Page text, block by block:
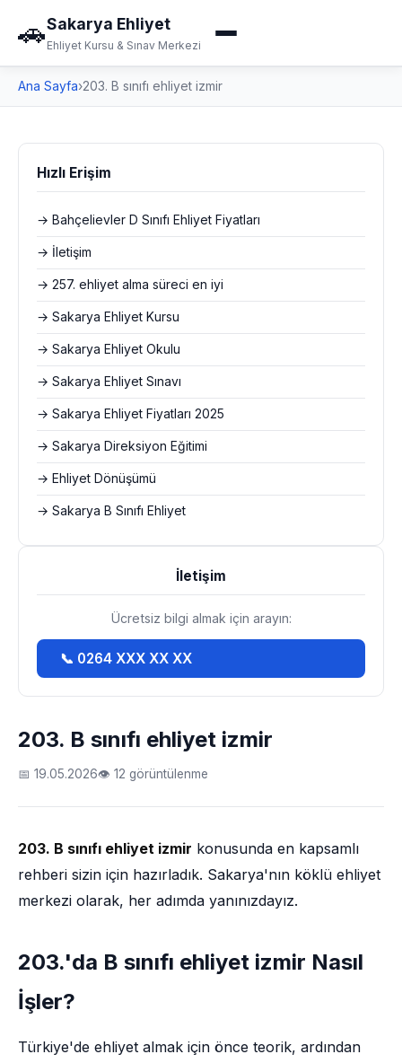
🚗Sakarya Ehliyet
Ehliyet Kursu & Sınav Merkezi
Ana Sayfa›203. B sınıfı ehliyet izmir
203. B sınıfı ehliyet izmir
📅 19.05.2026👁 12 görüntülenme
203. B sınıfı ehliyet izmir konusunda en kapsamlı
rehberi sizin için hazırladık. Sakarya'nın köklü ehliyet
merkezi olarak, her adımda yanınızdayız.
203.'da B sınıfı ehliyet izmir Nasıl
İşler?
Türkiye'de ehliyet almak için önce teorik, ardından
Hızlı Erişim
→ Bahçelievler D Sınıfı Ehliyet Fiyatları
→ İletişim
→ 257. ehliyet alma süreci en iyi
→ Sakarya Ehliyet Kursu
→ Sakarya Ehliyet Okulu
→ Sakarya Ehliyet Sınavı
→ Sakarya Ehliyet Fiyatları 2025
→ Sakarya Direksiyon Eğitimi
→ Ehliyet Dönüşümü
→ Sakarya B Sınıfı Ehliyet
İletişim
Ücretsiz bilgi almak için arayın:
📞 0264 XXX XX XX